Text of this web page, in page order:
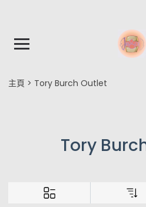
主頁 Tory Burch Outlet
Tory